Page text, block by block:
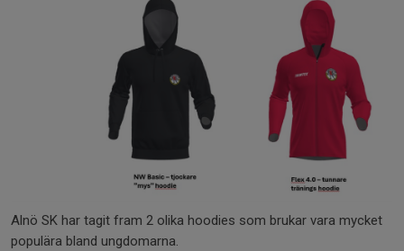
Alnö SK har tagit fram 2 olika hoodies som brukar vara mycket
populära bland ungdomarna.